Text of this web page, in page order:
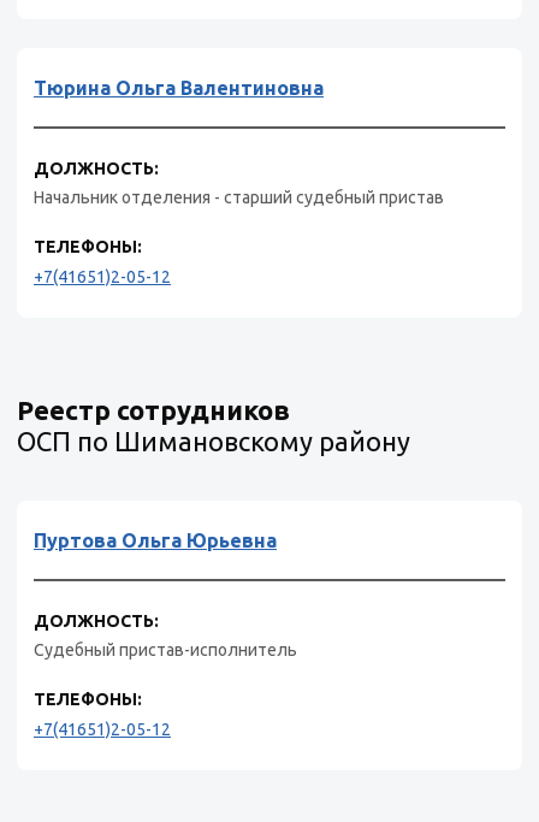
Тюрина Ольга Валентиновна
ДОЛЖНОСТЬ:
Начальник отделения - старший судебный пристав
ТЕЛЕФОНЫ:
+7(41651)2-05-12
Реестр сотрудников
ОСП по Шимановскому району
Пуртова Ольга Юрьевна
ДОЛЖНОСТЬ:
Судебный пристав-исполнитель
ТЕЛЕФОНЫ:
+7(41651)2-05-12